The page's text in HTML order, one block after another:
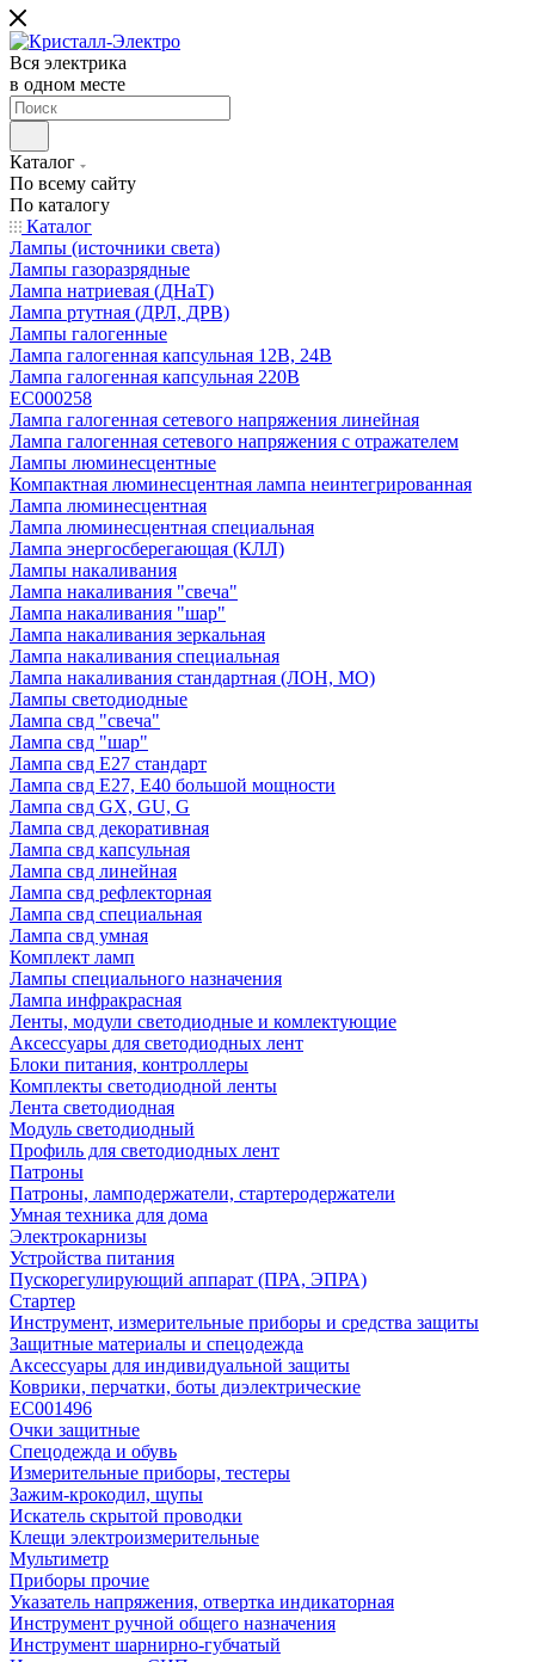
Вся электрика
в одном месте
Каталог
По всему сайту
По каталогу
Каталог
Лампы (источники света)
Лампы газоразрядные
Лампа натриевая (ДНаТ)
Лампа ртутная (ДРЛ, ДРВ)
Лампы галогенные
Лампа галогенная капсульная 12В, 24В
Лампа галогенная капсульная 220В
EC000258
Лампа галогенная сетевого напряжения линейная
Лампа галогенная сетевого напряжения с отражателем
Лампы люминесцентные
Компактная люминесцентная лампа неинтегрированная
Лампа люминесцентная
Лампа люминесцентная специальная
Лампа энергосберегающая (КЛЛ)
Лампы накаливания
Лампа накаливания "свеча"
Лампа накаливания "шар"
Лампа накаливания зеркальная
Лампа накаливания специальная
Лампа накаливания стандартная (ЛОН, МО)
Лампы светодиодные
Лампа свд "свеча"
Лампа свд "шар"
Лампа свд E27 стандарт
Лампа свд E27, Е40 большой мощности
Лампа свд GX, GU, G
Лампа свд декоративная
Лампа свд капсульная
Лампа свд линейная
Лампа свд рефлекторная
Лампа свд специальная
Лампа свд умная
Комплект ламп
Лампы специального назначения
Лампа инфракрасная
Ленты, модули светодиодные и комлектующие
Аксессуары для светодиодных лент
Блоки питания, контроллеры
Комплекты светодиодной ленты
Лента светодиодная
Модуль светодиодный
Профиль для светодиодных лент
Патроны
Патроны, ламподержатели, стартеродержатели
Умная техника для дома
Электрокарнизы
Устройства питания
Пускорегулирующий аппарат (ПРА, ЭПРА)
Стартер
Инструмент, измерительные приборы и средства защиты
Защитные материалы и спецодежда
Аксессуары для индивидуальной защиты
Коврики, перчатки, боты диэлектрические
EC001496
Очки защитные
Спецодежда и обувь
Измерительные приборы, тестеры
Зажим-крокодил, щупы
Искатель скрытой проводки
Клещи электроизмерительные
Мультиметр
Приборы прочие
Указатель напряжения, отвертка индикаторная
Инструмент ручной общего назначения
Инструмент шарнирно-губчатый